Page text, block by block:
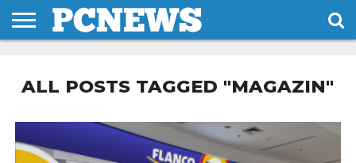
NOI
SI
CONDITII
ALL POSTS TAGGED "MAGAZIN"